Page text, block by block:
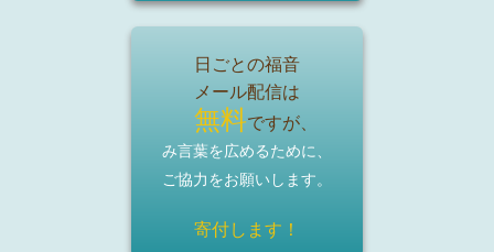
日ごとの福音
メール配信は
無料ですが、
み言葉を広めるために、
ご協力をお願いします。
寄付します！